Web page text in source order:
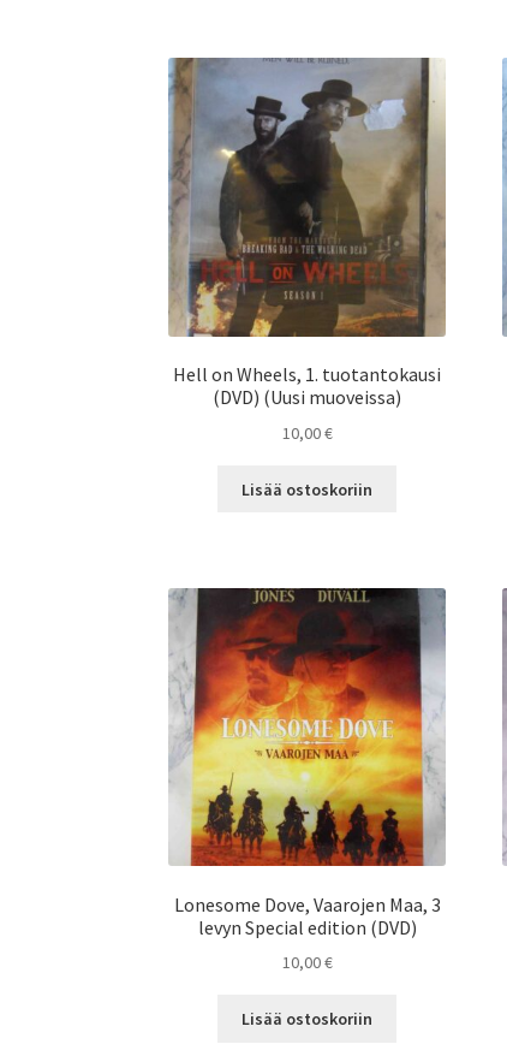
Hell on Wheels, 1. tuotantokausi
(DVD) (Uusi muoveissa)
10,00€
Lisää ostoskoriin
Lonesome Dove, Vaarojen Maa, 3
levyn Special edition (DVD)
10,00€
Lisää ostoskoriin